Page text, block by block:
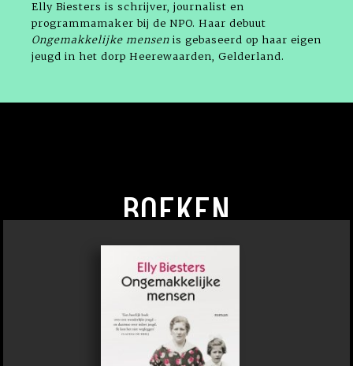
Elly Biesters is schrijver, journalist en
programmamaker bij de NPO. Haar debuut
Ongemakkelijke mensen is gebaseerd op haar eigen
jeugd in het dorp Heerewaarden, Gelderland.
BOEKEN